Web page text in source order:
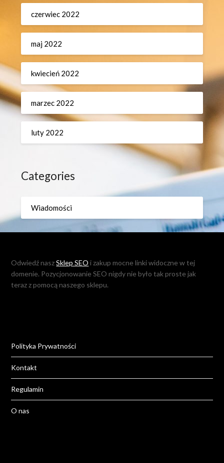
czerwiec 2022
maj 2022
kwiecień 2022
marzec 2022
luty 2022
Categories
Wiadomości
Odwiedź naszSklep SEO i zakup mocne linki widoczne w tej
domenie. Pozycjonowanie SEO nigdy nie było tak proste jak
teraz z pomocą naszego sklepu.
Polityka Prywatności
Kontakt
Regulamin
O nas